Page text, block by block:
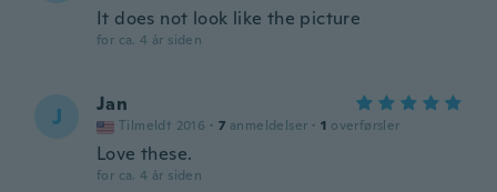
It does not look like the picture
for ca. 4 år siden
J Jan
Tilmeldt 2016 · 7 anmeldelser · 1 overførsler
Love these.
for ca. 4 år siden